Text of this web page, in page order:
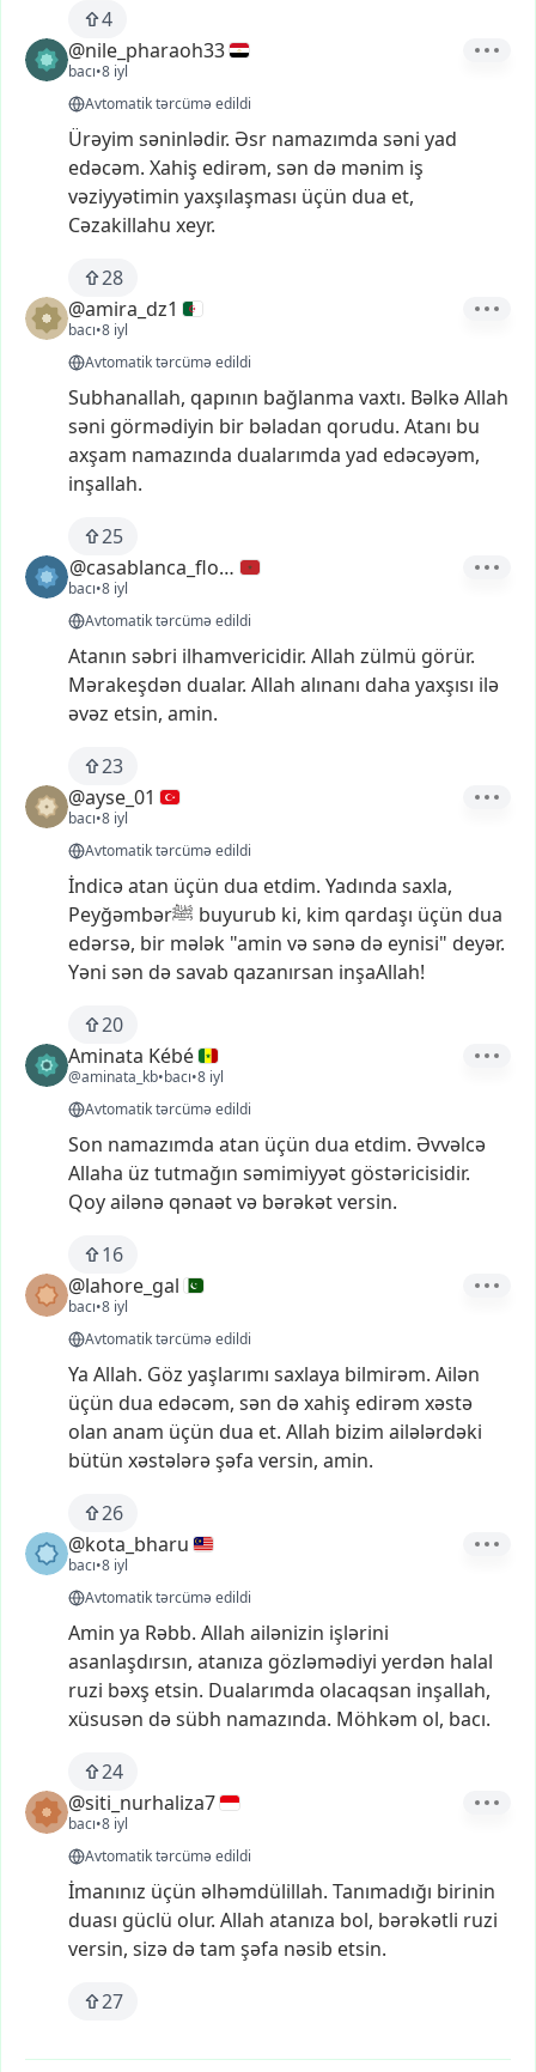
4
@nile_pharaoh33
bacı•8 iyl
Avtomatik tərcümə edildi
Ürəyim səninlədir. Əsr namazımda səni yad
edəcəm. Xahiş edirəm, sən də mənim iş
vəziyyətimin yaxşılaşması üçün dua et,
Cəzakillahu xeyr.
28
@amira_dz1
bacı•8 iyl
Avtomatik tərcümə edildi
Subhanallah, qapının bağlanma vaxtı. BəlkəAllah
səni görmədiyin bir bəladan qorudu. Atanı bu
axşam namazında dualarımda yad edəcəyəm,
inşallah.
25
@casablanca_flower
bacı•8 iyl
Avtomatik tərcümə edildi
Atanın səbri ilhamvericidir. Allah zülmü görür.
Mərakeşdən dualar. Allah alınanı daha yaxşısı ilə
əvəz etsin, amin.
23
@ayse_01
bacı•8 iyl
Avtomatik tərcümə edildi
İndicəatan üçün dua etdim. Yadında saxla,
Peyğəmbərﷺ buyurub ki, kim qardaşı üçün dua
edərsə, bir mələk "amin vəsənə də eynisi" deyər.
Yəni sən dəsavab qazanırsan inşaAllah!
20
Aminata Kébé
@aminata_kb•bacı•8 iyl
Avtomatik tərcümə edildi
Son namazımda atan üçün dua etdim. Əvvəlcə
Allaha üz tutmağın səmimiyyət göstəricisidir.
Qoyailənə qənaətvə bərəkətversin.
16
@lahore_gal
bacı•8 iyl
Avtomatik tərcümə edildi
Ya Allah. Göz yaşlarımı saxlaya bilmirəm. Ailən
üçün dua edəcəm, sən dəxahiş edirəm xəstə
olan anam üçün dua et. Allah bizim ailələrdəki
bütün xəstələrəşəfa versin, amin.
26
@kota_bharu
bacı•8 iyl
Avtomatik tərcümə edildi
Amin ya Rəbb. Allah ailənizin işlərini
asanlaşdırsın, atanıza gözləmədiyi yerdən halal
ruzi bəxş etsin. Dualarımda olacaqsan inşallah,
xüsusən dəsübh namazında. Möhkəm ol, bacı.
24
@siti_nurhaliza7
bacı•8 iyl
Avtomatik tərcümə edildi
İmanınız üçün əlhəmdülillah. Tanımadığı birinin
duası güclü olur. Allah atanıza bol, bərəkətli ruzi
versin, sizə dətam şəfa nəsib etsin.
27